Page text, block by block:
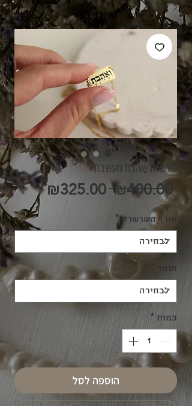
שרשרת ואהבת מעוצבת
₪400.00 מחיר
₪325.00מחיר
מבצע אורך השרשרת *
חומר
כמות *
הוספה לסל